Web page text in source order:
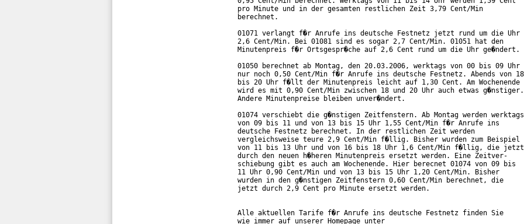
pro Minute und in der gesamten restlichen Zeit 3,79 Cent/Min
berechnet.
01071 verlangt f�r Anrufe ins deutsche Festnetz jetzt rund um die Uhr
2,6 Cent/Min. Bei 01081 sind es sogar 2,7 Cent/Min. 01051 hat den
Minutenpreis f�r Ortsgespr�che auf 2,6 Cent rund um die Uhr ge�ndert.
01050 berechnet ab Montag, den 20.03.2006, werktags von 00 bis 09 Uhr
nur noch 0,50 Cent/Min f�r Anrufe ins deutsche Festnetz. Abends von 18
bis 20 Uhr f�llt der Minutenpreis leicht auf 1,30 Cent. Am Wochenende
wird es mit 0,90 Cent/Min zwischen 18 und 20 Uhr auch etwas g�nstiger.
Andere Minutenpreise bleiben unver�ndert.
01074 verschiebt die g�nstigen Zeitfenstern. Ab Montag werden werktags
von 09 bis 11 und von 13 bis 15 Uhr 1,55 Cent/Min f�r Anrufe ins
deutsche Festnetz berechnet. In der restlichen Zeit werden
vergleichsweise teure 2,9 Cent/Min f�llig. Bisher wurden zum Beispiel
von 11 bis 13 Uhr und von 16 bis 18 Uhr 1,6 Cent/Min f�llig, die jetzt
durch den neuen h�heren Minutenpreis ersetzt werden. Eine Zeitver-
schiebung gibt es auch am Wochenende. Hier berecnet 01074 von 09 bis
11 Uhr 0,90 Cent/Min und von 13 bis 15 Uhr 1,20 Cent/Min. Bisher
wurden in den g�nstigen Zeitfenstern 0,60 Cent/Min berechnet, die
jetzt durch 2,9 Cent pro Minute ersetzt werden.
Alle aktuellen Tarife f�r Anrufe ins deutsche Festnetz finden Sie